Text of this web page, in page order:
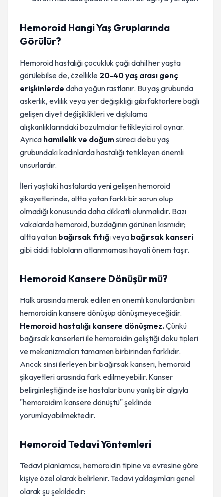
Hemoroid Hangi Yaş Gruplarında
Görülür?
Hemoroid hastalığı çocukluk çağı dahil her yaşta
görülebilse de, özellikle 20-40 yaş arası genç
erişkinlerde daha yoğun rastlanır. Bu yaş grubunda
askerlik, evlilik veya yer değişikliği gibi faktörlere bağlı
gelişen diyet değişiklikleri ve dışkılama
alışkanlıklarındaki bozulmalar tetikleyici rol oynar.
Ayrıca hamilelik ve doğumsüreci de bu yaş
grubundaki kadınlarda hastalığı tetikleyen önemli
unsurlardır.
İleri yaştaki hastalarda yeni gelişen hemoroid
şikayetlerinde, altta yatan farklı bir sorun olup
olmadığı konusunda daha dikkatli olunmalıdır. Bazı
vakalarda hemoroid, buzdağının görünen kısmıdır;
altta yatan bağırsak fıtığıveya bağırsak kanseri
gibi ciddi tabloların atlanmaması hayati önem taşır.
Hemoroid Kansere Dönüşür mü?
Halk arasında merak edilen en önemli konulardan biri
hemoroidin kansere dönüşüp dönüşmeyeceğidir.
Hemoroid hastalığı kansere dönüşmez.Çünkü
bağırsak kanserleri ile hemoroidin geliştiği doku tipleri
ve mekanizmaları tamamen birbirinden farklıdır.
Ancak sinsi ilerleyen bir bağırsak kanseri, hemoroid
şikayetleri arasında fark edilmeyebilir. Kanser
belirginleştiğinde ise hastalar bunu yanlış bir algıyla
"hemoroidim kansere dönüştü" şeklinde
yorumlayabilmektedir.
Hemoroid Tedavi Yöntemleri
Tedavi planlaması, hemoroidin tipine ve evresine göre
kişiye özel olarak belirlenir. Tedavi yaklaşımları genel
olarak şu şekildedir: